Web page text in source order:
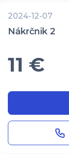
2024-12-07
Nákrčnik 2
11 €